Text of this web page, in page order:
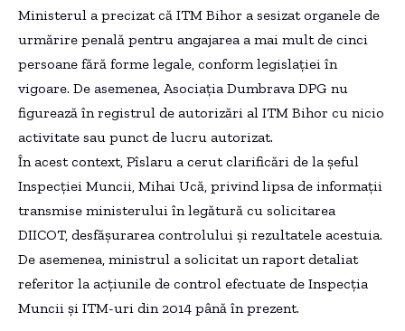
Ministerul a precizat că ITM Bihor a sesizat organele de
urmărire penală pentru angajarea a mai mult de cinci
persoane fără forme legale, conform legislaţiei în
vigoare. De asemenea, Asociaţia Dumbrava DPG nu
figurează în registrul de autorizări al ITM Bihor cu nicio
activitate sau punct de lucru autorizat.
În acest context, Pîslaru a cerut clarificări de la şeful
Inspecţiei Muncii, Mihai Ucă, privind lipsa de informaţii
transmise ministerului în legătură cu solicitarea
DIICOT, desfăşurarea controlului şi rezultatele acestuia.
De asemenea, ministrul a solicitat un raport detaliat
referitor la acţiunile de control efectuate de Inspecţia
Muncii şi ITM-uri din 2014 până în prezent.